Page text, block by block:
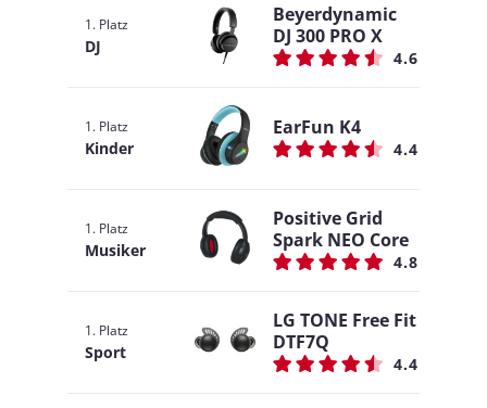
1. Platz
DJ
Beyerdynamic
DJ 300 PRO X
4.6
1. Platz
Kinder
EarFun K4
4.4
1. Platz
Musiker
Positive Grid
Spark NEO Core
4.8
1. Platz
Sport
LG TONE Free Fit
DTF7Q
4.4